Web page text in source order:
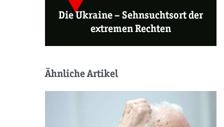
Die Ukraine – Sehnsuchtsort der
extremen Rechten
Ähnliche Artikel